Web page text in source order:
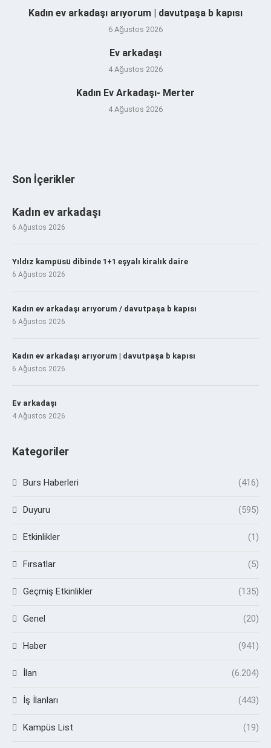
Kadın ev arkadaşı arıyorum | davutpaşa b kapısı
6 Ağustos 2026
Ev arkadaşı
4 Ağustos 2026
Kadın Ev Arkadaşı- Merter
4 Ağustos 2026
Son İçerikler
Kadın ev arkadaşı
6 Ağustos 2026
Yıldız kampüsü dibinde 1+1 eşyalı kiralık daire
6 Ağustos 2026
Kadın ev arkadaşı arıyorum / davutpaşa b kapısı
6 Ağustos 2026
Kadın ev arkadaşı arıyorum | davutpaşa b kapısı
6 Ağustos 2026
Ev arkadaşı
4 Ağustos 2026
Kategoriler
Burs Haberleri (416)
Duyuru (595)
Etkinlikler (1)
Fırsatlar (5)
Geçmiş Etkinlikler (135)
Genel (20)
Haber (941)
İlan (6.204)
İş İlanları (443)
Kampüs List (19)